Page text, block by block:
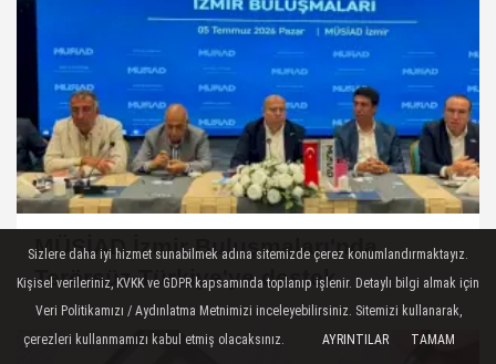
MÜSİAD İzmir Buluşmaları'nda
Terörsüz Türkiye'ye destek
Sizlere daha iyi hizmet sunabilmek adına sitemizde çerez konumlandırmaktayız.
Kişisel verileriniz, KVKK ve GDPR kapsamında toplanıp işlenir. Detaylı bilgi almak için
Veri Politikamızı / Aydınlatma Metnimizi inceleyebilirsiniz. Sitemizi kullanarak,
çerezleri kullanmamızı kabul etmiş olacaksınız.
AYRINTILAR TAMAM